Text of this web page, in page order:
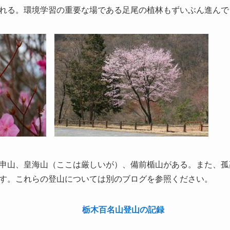
る。環境学習の重要な場である足尾の植林もずいぶん進ん
山、皇海山（ここは厳しいが）、備前楯山がある。また、
。これらの登山については別のブログを参照ください。
栃木百名山登山の記録